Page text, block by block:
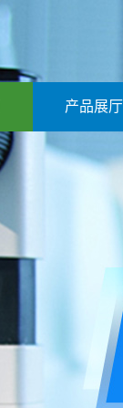
产品展厅